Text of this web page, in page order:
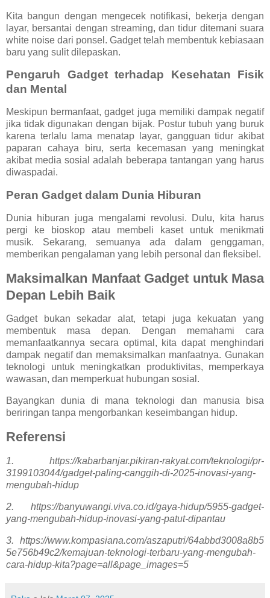
Kita bangun dengan mengecek notifikasi, bekerja dengan
layar, bersantai dengan streaming, dan tidur ditemani suara
white noise dari ponsel. Gadget telah membentuk kebiasaan
baru yang sulit dilepaskan.
Pengaruh Gadget terhadap Kesehatan Fisik
dan Mental
Meskipun bermanfaat, gadget juga memiliki dampak negatif
jika tidak digunakan dengan bijak. Postur tubuh yang buruk
karena terlalu lama menatap layar, gangguan tidur akibat
paparan cahaya biru, serta kecemasan yang meningkat
akibat media sosial adalah beberapa tantangan yang harus
diwaspadai.
Peran Gadget dalam Dunia Hiburan
Dunia hiburan juga mengalami revolusi. Dulu, kita harus
pergi ke bioskop atau membeli kaset untuk menikmati
musik. Sekarang, semuanya ada dalam genggaman,
memberikan pengalaman yang lebih personal dan fleksibel.
Maksimalkan Manfaat Gadget untuk Masa
Depan Lebih Baik
Gadget bukan sekadar alat, tetapi juga kekuatan yang
membentuk masa depan. Dengan memahami cara
memanfaatkannya secara optimal, kita dapat menghindari
dampak negatif dan memaksimalkan manfaatnya. Gunakan
teknologi untuk meningkatkan produktivitas, memperkaya
wawasan, dan memperkuat hubungan sosial.
Bayangkan dunia di mana teknologi dan manusia bisa
beriringan tanpa mengorbankan keseimbangan hidup.
Referensi
1. https://kabarbanjar.pikiran-rakyat.com/teknologi/pr-
3199103044/gadget-paling-canggih-di-2025-inovasi-yang-
mengubah-hidup
2. https://banyuwangi.viva.co.id/gaya-hidup/5955-gadget-
yang-mengubah-hidup-inovasi-yang-patut-dipantau
3. https://www.kompasiana.com/aszaputri/64abbd3008a8b5
5e756b49c2/kemajuan-teknologi-terbaru-yang-mengubah-
cara-hidup-kita?page=all&page_images=5